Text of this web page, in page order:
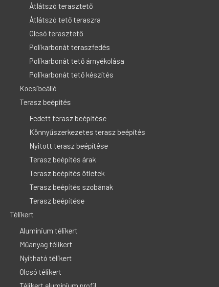
Átlátszó terasztető
Átlátszó tető teraszra
Olcsó terasztető
Polikarbonát teraszfedés
Polikarbonát tető árnyékolása
Polikarbonát tető készítés
Kocsibeálló
Terasz beépítés
Fedett terasz beépítése
Könnyűszerkezetes terasz beépítés
Nyitott terasz beépítése
Terasz beépítés árak
Terasz beépítés ötletek
Terasz beépítés szobának
Terasz beépítése
Télikert
Alumínium télikert
Műanyag télikert
Nyitható télikert
Olcsó télikert